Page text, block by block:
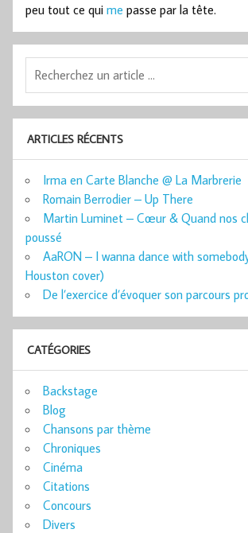
peu tout ce qui me passe par la tête.
ARTICLES RÉCENTS
Irma en Carte Blanche @ La Marbrerie
Romain Berrodier – Up There
Martin Luminet – Cœur & Quand nos
poussé
AaRON – I wanna dance with
Houston cover)
De l’exercice d’évoquer son parcours
CATÉGORIES
Backstage
Blog
Chansons par thème
Chroniques
Cinéma
Citations
Concours
Divers